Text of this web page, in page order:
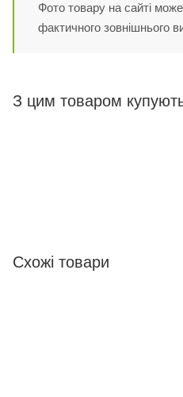
Фото товару на сайті може
фактичного зовнішнього
З цим товаром
Схожі товари